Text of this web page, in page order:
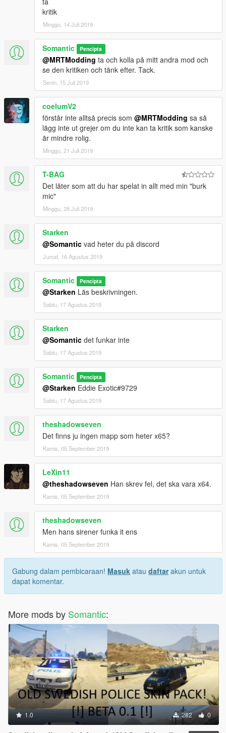
kritik
Minggu, 14 Juli 2019
Somantic Pencipta
@MRTModding ta och kolla på mitt andra mod och
se den kritiken och tänk efter. Tack.
Senin, 15 Juli 2019
coelumV2
förstår inte alltså precis som @MRTModding sa så
lägg inte ut grejer om du inte kan ta kritik som kanske
är mindre rolig.
Minggu, 21 Juli 2019
T-BAG
Det låter som att du har spelat in allt med min "burk
mic"
Minggu, 28 Juli 2019
Starken
@Somantic vad heter du på discord
Jumat, 16 Agustus 2019
Somantic Pencipta
@Starken Läs beskrivningen.
Sabtu, 17 Agustus 2019
Starken
@Somantic det funkar inte
Sabtu, 17 Agustus 2019
Somantic Pencipta
@Starken Eddie Exotic#9729
Sabtu, 17 Agustus 2019
theshadowseven
Det finns ju ingen mapp som heter x65?
Kamis, 05 September 2019
LeXin11
@theshadowseven Han skrev fel, det ska vara x64.
Kamis, 05 September 2019
theshadowseven
Men hans sirener funka it ens
Kamis, 05 September 2019
Gabung dalam pembicaraan! Masuk atau daftarakun untuk
dapat komentar.
More mods by Somantic:
1.0 282 0